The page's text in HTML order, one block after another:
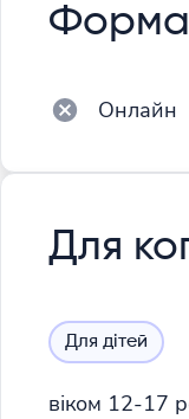
Онлайн
Для
Для дітей
віком 12-17